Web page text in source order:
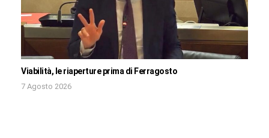
Viabilità, le riaperture prima di Ferragosto
7 Agosto 2026